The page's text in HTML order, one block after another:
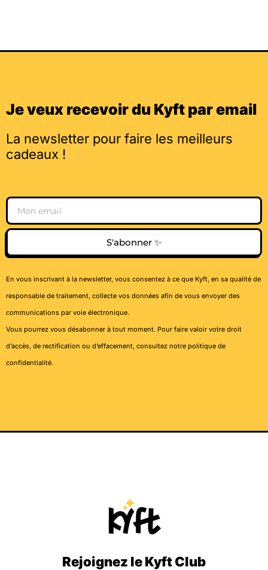
Je veux recevoir du Kyft par email
La newsletter pour faire les meilleurs
cadeaux !
Email
S'abonner ✨
En vous inscrivant à la newsletter, vous consentez à ce que Kyft, en sa qualité de
responsable de traitement, collecte vos données afin de vous envoyer des
communications par voie électronique.
Vous pourrez vous désabonner à tout moment. Pour faire valoir votre droit
d’accès, de rectification ou d’effacement, consultez notre politique de
confidentialité.
Rejoignez le Kyft Club